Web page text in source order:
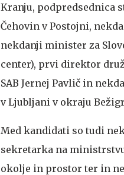
Kranju, podpredsednica
Čehovin v Postojni,
nekdanji minister za
center), prvi direktor
SAB Jernej Pavlič in
v Ljubljani v okraju
Med kandidati so tudi
sekretarka na
okolje in prostor ter in